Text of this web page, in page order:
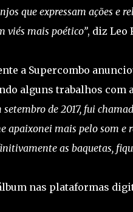
que expressam ações e
viés mais poético”, diz Leo
a Supercombo
alguns trabalhos com
setembro de 2017, fui
apaixonei mais pelo som e
as baquetas,
nas plataformas